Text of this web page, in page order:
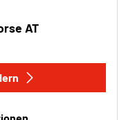
AT